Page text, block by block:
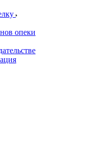
опеки